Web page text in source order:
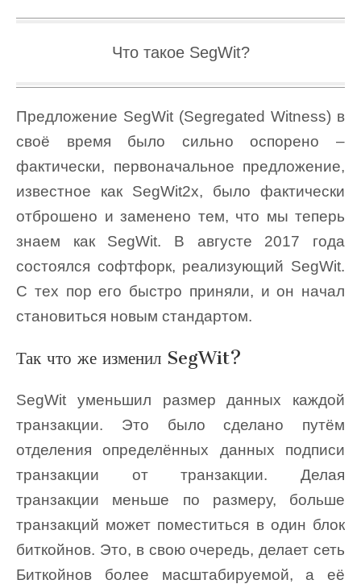
Что такое SegWit?
Предложение SegWit (Segregated Witness) в
своё время было сильно оспорено –
фактически, первоначальное предложение,
известное как SegWit2x, было фактически
отброшено и заменено тем, что мы теперь
знаем как SegWit. В августе 2017 года
состоялся софтфорк, реализующий SegWit.
С тех пор его быстро приняли, и он начал
становиться новым стандартом.
Так что же изменил SegWit?
SegWit уменьшил размер данных каждой
транзакции. Это было сделано путём
отделения определённых данных подписи
транзакции от транзакции. Делая
транзакции меньше по размеру, больше
транзакций может поместиться в один блок
биткойнов. Это, в свою очередь, делает сеть
Биткойнов более масштабируемой, а её